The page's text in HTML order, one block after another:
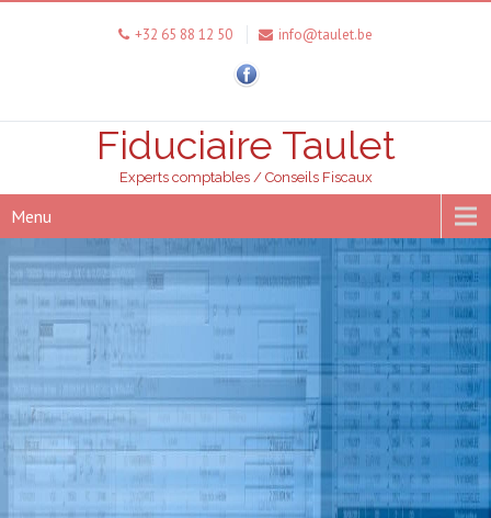
+32 65 88 12 50 info@taulet.be
Fiduciaire Taulet
Experts comptables / Conseils Fiscaux
Menu